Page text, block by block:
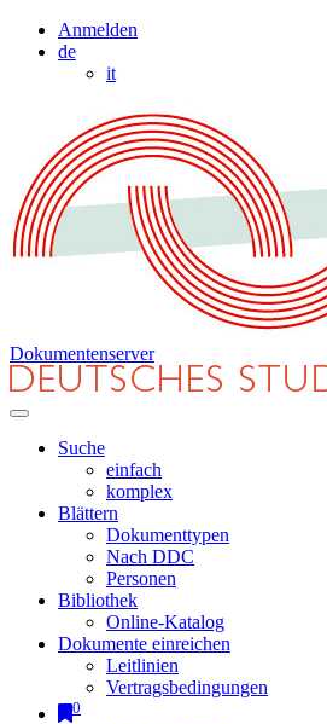
Anmelden
de
it
Dokumentenserver
Suche
einfach
komplex
Blättern
Dokumenttypen
Nach DDC
Personen
Bibliothek
Online-Katalog
Dokumente einreichen
Leitlinien
Vertragsbedingungen
0